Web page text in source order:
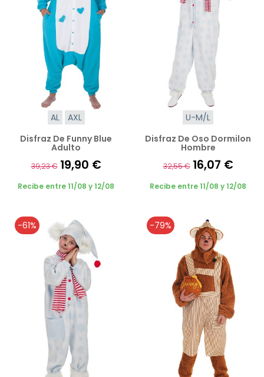
AL
AXL
Disfraz De Funny Blue
Adulto
39,23 € 19,90 €
Recibe entre 11/08 y 12/08
U-M/L
Disfraz De Oso Dormilon
Hombre
32,55 € 16,07 €
Recibe entre 11/08 y 12/08
-61% -79%